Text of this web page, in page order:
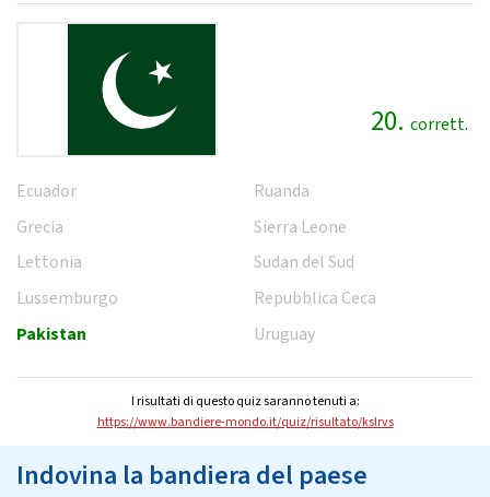
20. corrett.
Ecuador
Grecia
Lettonia
Lussemburgo
Pakistan
Ruanda
Sierra Leone
Sudan del Sud
Repubblica Ceca
Uruguay
I risultati di questo quiz saranno tenuti a:
https://www.bandiere-mondo.it/quiz/risultato/kslrvs
Indovina la bandiera del paese